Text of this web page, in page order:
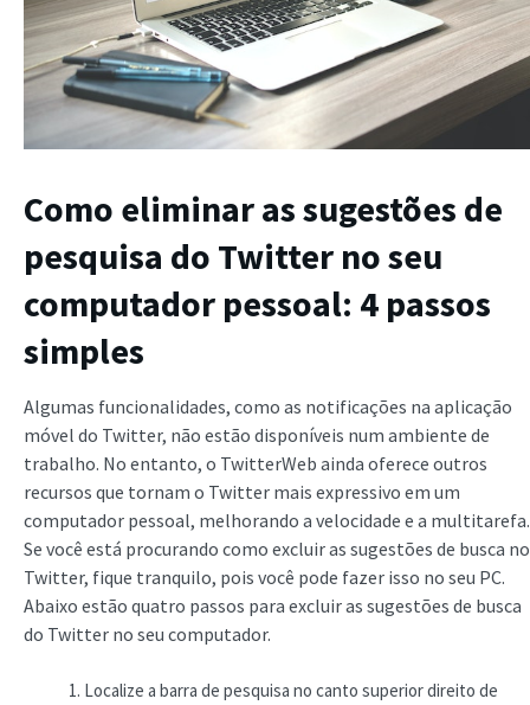
Como eliminar as sugestões de
pesquisa do Twitter no seu
computador pessoal: 4 passos
simples
Algumas funcionalidades, como as notificações na aplicação
móvel do Twitter, não estão disponíveis num ambiente de
trabalho. No entanto, o TwitterWeb ainda oferece outros
recursos que tornam o Twitter mais expressivo em um
computador pessoal, melhorando a velocidade e a multitarefa.
Se você está procurando como excluir as sugestões de busca no
Twitter, fique tranquilo, pois você pode fazer isso no seu PC.
Abaixo estão quatro passos para excluir as sugestões de busca
do Twitter no seu computador.
Localize a barra de pesquisa no canto superior direito de